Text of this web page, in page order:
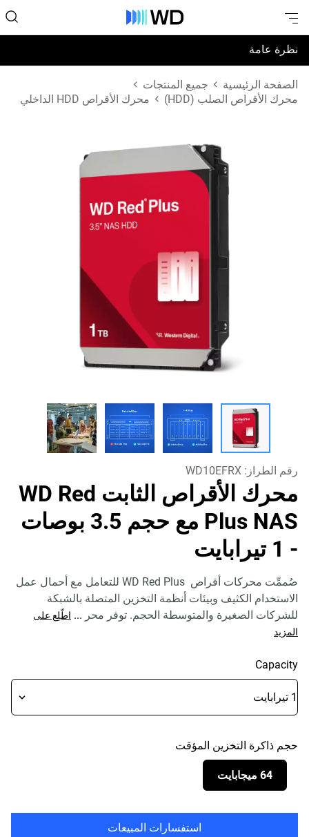
نظرة عامة
المواصفات
الصفحة الرئيسية
جميع المنتجات
محرك الأقراص الصلب (HDD)
محرك الأقراص HDD الداخلي
رقم الطراز: WD10EFRX
محرك الأقراص الثابت WD Red
Plus NAS مع حجم 3.5 بوصات
- 1 تيرابايت
صُممِّت محركات أقراص WD Red Plus للتعامل مع أحمال عمل
الاستخدام الكثيف وبيئات أنظمة التخزين المتصلة بالشبكة
للشركات الصغيرة والمتوسطة الحجم. توفر محر ... اطّلِع على
المزيد
Capacity
حجم ذاكرة التخزين المؤقت
64 ميجابايت
استفسارات المبيعات